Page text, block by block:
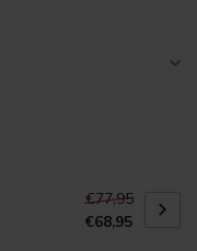
€77,95
€68,95